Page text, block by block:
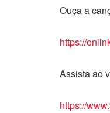
Ouça a
https://
Assista ao
https://